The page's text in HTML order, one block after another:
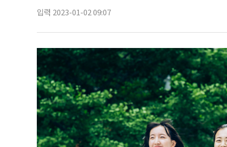
입력 2023-01-02 09:07